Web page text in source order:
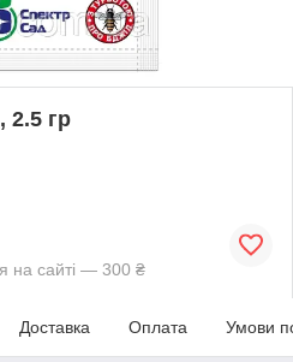
2.5 гр
на сайті — 300 ₴
Доставка Оплата Умови